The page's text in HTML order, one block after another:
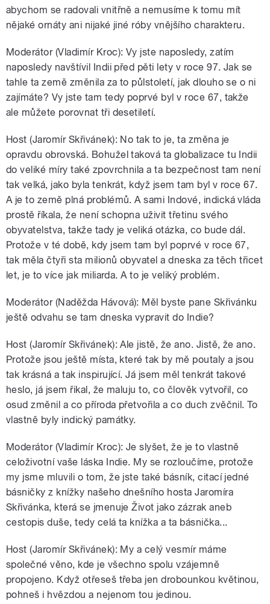
abychom se radovali vnitřně a nemusíme k tomu mít
nějaké ornáty ani nijaké jiné róby vnějšího charakteru.
Moderátor (Vladimír Kroc): Vy jste naposledy, zatím
naposledy navštívil Indii před pěti lety v roce 97. Jak se
tahle ta země změnila za to půlstoletí, jak dlouho se o ni
zajímáte? Vy jste tam tedy poprvé byl v roce 67, takže
ale můžete porovnat tři desetiletí.
Host (Jaromír Skřivánek): No tak to je, ta změna je
opravdu obrovská. Bohužel taková ta globalizace tu Indii
do veliké míry také zpovrchnila a ta bezpečnost tam není
tak velká, jako byla tenkrát, když jsem tam byl v roce 67.
A je to země plná problémů. A sami Indové, indická vláda
prostě říkala, že není schopna uživit třetinu svého
obyvatelstva, takže tady je veliká otázka, co bude dál.
Protože v té době, kdy jsem tam byl poprvé v roce 67,
tak měla čtyři sta milionů obyvatel a dneska za těch třicet
let, je to více jak miliarda. A to je veliký problém.
Moderátor (Naděžda Hávová): Měl byste pane Skřivánku
ještě odvahu se tam dneska vypravit do Indie?
Host (Jaromír Skřivánek): Ale jistě, že ano. Jistě, že ano.
Protože jsou ještě místa, které tak by mě poutaly a jsou
tak krásná a tak inspirující. Já jsem měl tenkrát takové
heslo, já jsem řikal, že maluju to, co člověk vytvořil, co
osud změnil a co příroda přetvořila a co duch zvěčnil. To
vlastně byly indický památky.
Moderátor (Vladimír Kroc): Je slyšet, že je to vlastně
celoživotní vaše láska Indie. My se rozloučíme, protože
my jsme mluvili o tom, že jste také básník, citací jedné
básničky z knížky našeho dnešního hosta Jaromíra
Skřivánka, která se jmenuje Život jako zázrak aneb
cestopis duše, tedy celá ta knížka a ta básnička...
Host (Jaromír Skřivánek): My a celý vesmír máme
společné věno, kde je všechno spolu vzájemně
propojeno. Když otřeseš třeba jen drobounkou květinou,
pohneš i hvězdou a nejenom tou jedinou.